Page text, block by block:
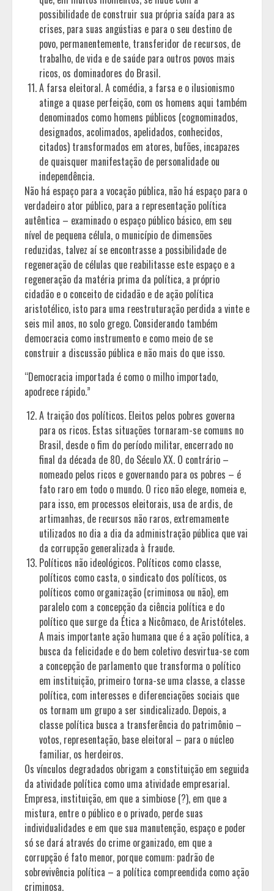
possibilidade de construir sua própria saída para as
crises, para suas angústias e para o seu destino de
povo, permanentemente, transferidor de recursos, de
trabalho, de vida e de saúde para outros povos mais
ricos, os dominadores do Brasil.
A farsa eleitoral. A comédia, a farsa e o ilusionismo
atinge a quase perfeição, com os homens aqui também
denominados como homens públicos (cognominados,
designados, acolimados, apelidados, conhecidos,
citados) transformados em atores, bufões, incapazes
de quaisquer manifestação de personalidade ou
independência.
Não há espaço para a vocação pública, não há espaço para o
verdadeiro ator público, para a representação política
autêntica – examinado o espaço público básico, em seu
nível de pequena célula, o município de dimensões
reduzidas, talvez aí se encontrasse a possibilidade de
regeneração de células que reabilitasse este espaço e a
regeneração da matéria prima da política, a próprio
cidadão e o conceito de cidadão e de ação política
aristotélico, isto para uma reestruturação perdida a vinte e
seis mil anos, no solo grego. Considerando também
democracia como instrumento e como meio de se
construir a discussão pública e não mais do que isso.
“Democracia importada é como o milho importado,
apodrece rápido.”
A traição dos políticos. Eleitos pelos pobres governa
para os ricos. Estas situações tornaram-se comuns no
Brasil, desde o fim do período militar, encerrado no
final da década de 80, do Século XX. O contrário –
nomeado pelos ricos e governando para os pobres – é
fato raro em todo o mundo. O rico não elege, nomeia e,
para isso, em processos eleitorais, usa de ardis, de
artimanhas, de recursos não raros, extremamente
utilizados no dia a dia da administração pública que vai
da corrupção generalizada à fraude.
Políticos não ideológicos. Políticos como classe,
políticos como casta, o sindicato dos políticos, os
políticos como organização (criminosa ou não), em
paralelo com a concepção da ciência política e do
político que surge da Ética a Nicômaco, de Aristóteles.
A mais importante ação humana que é a ação política, a
busca da felicidade e do bem coletivo desvirtua-se com
a concepção de parlamento que transforma o político
em instituição, primeiro torna-se uma classe, a classe
política, com interesses e diferenciações sociais que
os tornam um grupo a ser sindicalizado. Depois, a
classe política busca a transferência do patrimônio –
votos, representação, base eleitoral – para o núcleo
familiar, os herdeiros.
Os vínculos degradados obrigam a constituição em seguida
da atividade política como uma atividade empresarial.
Empresa, instituição, em que a simbiose (?), em que a
mistura, entre o público e o privado, perde suas
individualidades e em que sua manutenção, espaço e poder
só se dará através do crime organizado, em que a
corrupção é fato menor, porque comum: padrão de
sobrevivência política – a política compreendida como ação
criminosa.